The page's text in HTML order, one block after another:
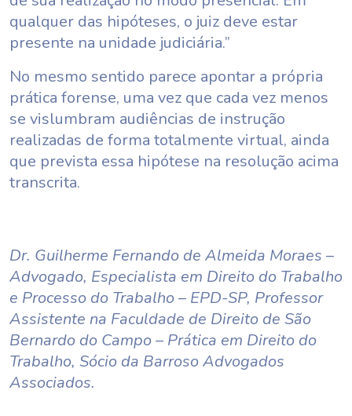
qualquer das hipóteses, o juiz deve estar
presente na unidade judiciária.”
No mesmo sentido parece apontar a própria
prática forense, uma vez que cada vez menos
se vislumbram audiências de instrução
realizadas de forma totalmente virtual, ainda
que prevista essa hipótese na resolução acima
transcrita.
Dr. Guilherme Fernando de Almeida Moraes –
Advogado, Especialista em Direito do Trabalho
e Processo do Trabalho – EPD-SP, Professor
Assistente na Faculdade de Direito de São
Bernardo do Campo – Prática em Direito do
Trabalho, Sócio da Barroso Advogados
Associados.